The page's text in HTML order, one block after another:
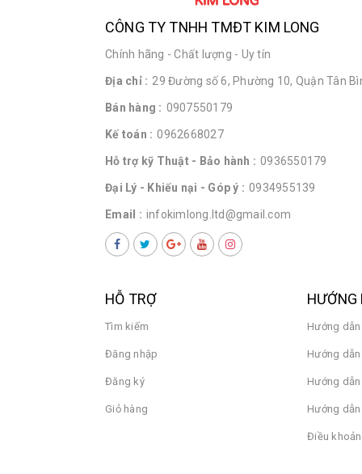
CÔNG TY TNHH TMĐT KIM LONG
Chính hãng - Chất lượng - Uy tín
Địa chỉ : 29 Đường số 6, Phường 10, Quận Tân
Bán hàng : 0907550179
Kế toán : 0962668027
Hỗ trợ kỹ Thuật - Bảo hành : 0936550179
Đại Lý - Khiếu nại - Góp ý : 0934955139
Email : infokimlong.ltd@gmail.com
HỖ TRỢ
Tìm kiếm
Đăng nhập
Đăng ký
Giỏ hàng
HƯỚNG
Hướng
Hướng
Hướng
Hướng
Điều